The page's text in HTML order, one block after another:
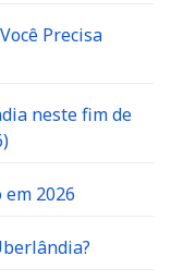
Precisa
neste fim de
2026